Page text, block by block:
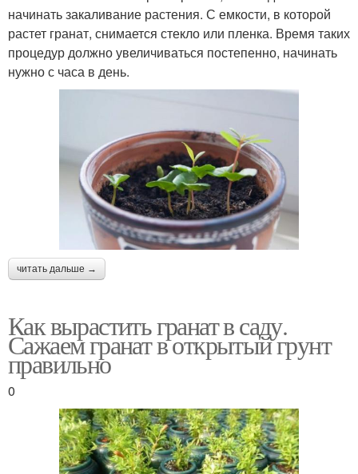
начинать закаливание растения. С емкости, в которой
растет гранат, снимается стекло или пленка. Время таких
процедур должно увеличиваться постепенно, начинать
нужно с часа в день.
читать дальше →
Как вырастить гранат в саду.
Сажаем гранат в открытый грунт
правильно
0